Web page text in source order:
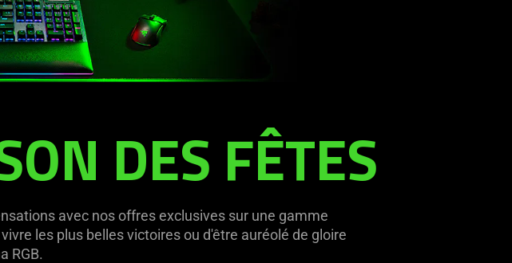
DES FÊTES
avec nos offres exclusives sur une gamme
les plus belles victoires ou d'être auréolé de gloire
RGB.